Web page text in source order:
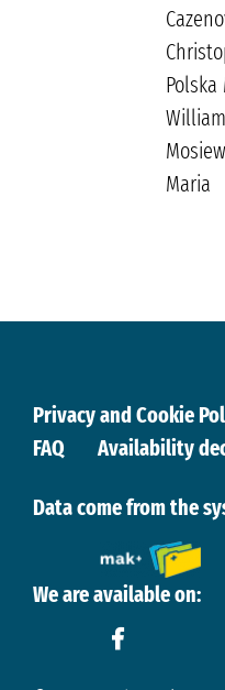
Polska
Maria
Privacy and Cookie
FAQ
Availability
Data come from the
We are available on: